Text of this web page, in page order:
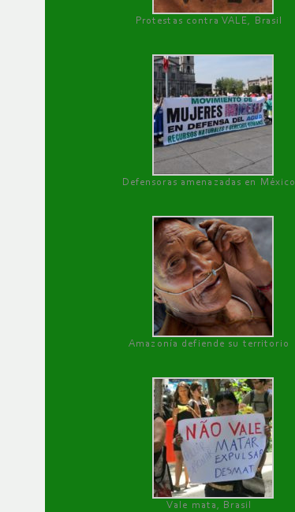
Protestas contra VALE, Brasil
Defensoras amenazadas en México
Amazonía defiende su territorio
Vale mata, Brasil